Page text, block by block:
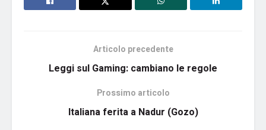
Articolo precedente
Leggi sul Gaming: cambiano le regole
Prossimo articolo
Italiana ferita a Nadur (Gozo)